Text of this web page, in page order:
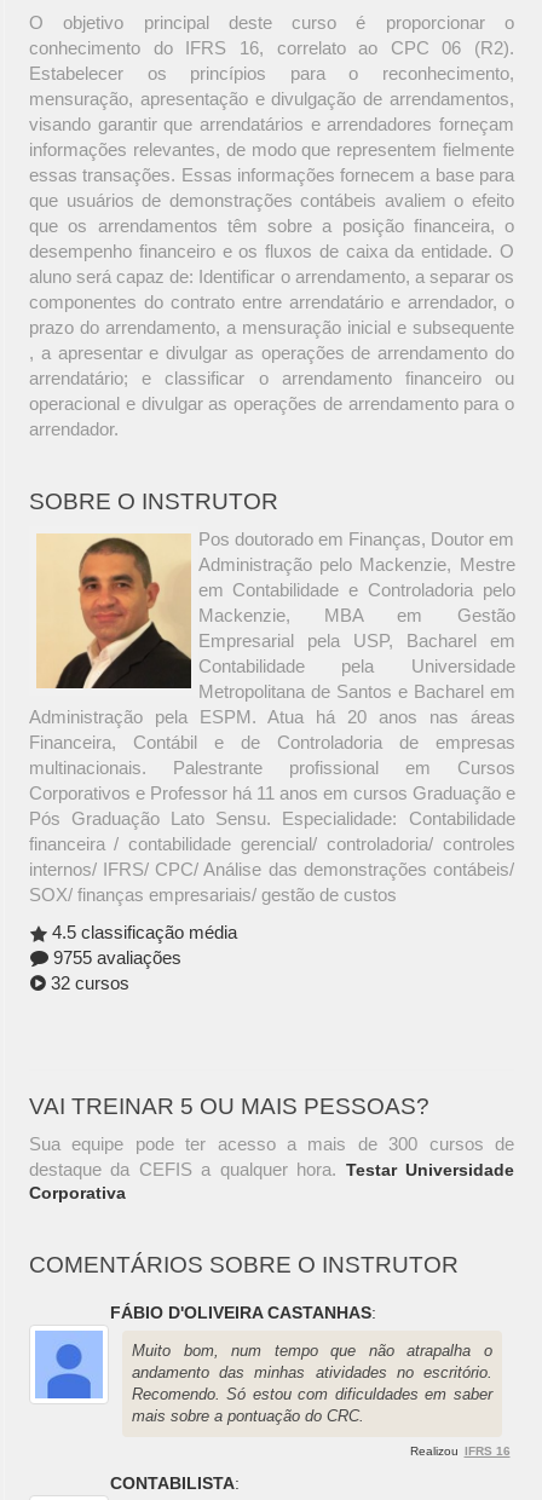
O objetivo principal deste curso é proporcionar o
conhecimento do IFRS 16, correlato ao CPC 06 (R2).
Estabelecer os princípios para o reconhecimento,
mensuração, apresentação e divulgação de arrendamentos,
visando garantir que arrendatários e arrendadores forneçam
informações relevantes, de modo que representem fielmente
essas transações. Essas informações fornecem a base para
que usuários de demonstrações contábeis avaliem o efeito
que os arrendamentos têm sobre a posição financeira, o
desempenho financeiro e os fluxos de caixa da entidade. O
aluno será capaz de: Identificar o arrendamento, a separar os
componentes do contrato entre arrendatário e arrendador, o
prazo do arrendamento, a mensuração inicial e subsequente
, a apresentar e divulgar as operações de arrendamento do
arrendatário; e classificar o arrendamento financeiro ou
operacional e divulgar as operações de arrendamento para o
arrendador.
SOBRE O INSTRUTOR
Pos doutorado em Finanças, Doutor em
Administração pelo Mackenzie, Mestre
em Contabilidade e Controladoria pelo
Mackenzie, MBA em Gestão
Empresarial pela USP, Bacharel em
Contabilidade pela Universidade
Metropolitana de Santos e Bacharel em
Administração pela ESPM. Atua há 20 anos nas áreas
Financeira, Contábil e de Controladoria de empresas
multinacionais. Palestrante profissional em Cursos
Corporativos e Professor há 11 anos em cursos Graduação e
Pós Graduação Lato Sensu. Especialidade: Contabilidade
financeira / contabilidade gerencial/ controladoria/ controles
internos/ IFRS/ CPC/ Análise das demonstrações contábeis/
SOX/ finanças empresariais/ gestão de custos
4.5 classificação média
9755 avaliações
32 cursos
VAI TREINAR 5 OU MAIS PESSOAS?
Sua equipe pode ter acesso a mais de 300 cursos de
destaque da CEFIS a qualquer hora. Testar Universidade
Corporativa
COMENTÁRIOS SOBRE O INSTRUTOR
FÁBIO D'OLIVEIRA CASTANHAS:
Muito bom, num tempo que não atrapalha o
andamento das minhas atividades no escritório.
Recomendo. Só estou com dificuldades em saber
mais sobre a pontuação do CRC.
Realizou IFRS 16
CONTABILISTA: